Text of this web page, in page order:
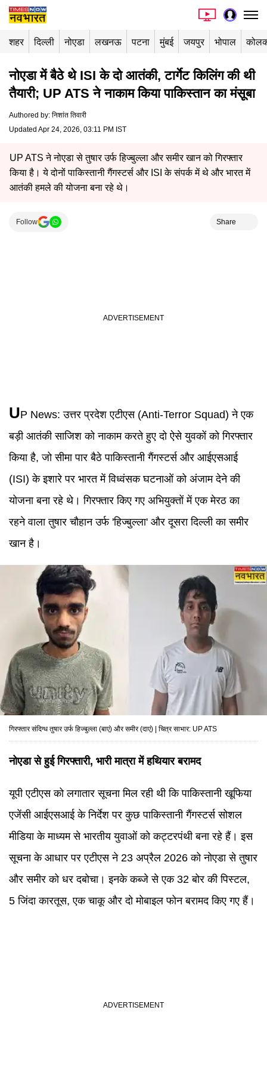
शहर दिल्ली नोएडा लखनऊ पटना मुंबई जयपुर भोपाल
नोएडा में बैठे थे ISI के दो आतंकी, टार्गेट किलिंग की थी
तैयारी; UP ATS ने नाकाम किया पाकिस्तान का मंसूबा
Authored by: निशांत तिवारी
Updated Apr 24, 2026, 03:11 PM IST
UP ATS ने नोएडा से तुषार उर्फ हिज्बुल्ला और समीर खान को गिरफ्तार
किया है। ये दोनों पाकिस्तानी गैंगस्टर्स और ISI के संपर्क में थे और भारत में
आतंकी हमले की योजना बना रहे थे।
Follow Share
UP News:उत्तर प्रदेश एटीएस (Anti-Terror Squad) ने एक
बड़ी आतंकी साजिश को नाकाम करते हुए दो ऐसे युवकों को गिरफ्तार
किया है, जो सीमा पार बैठे पाकिस्तानी गैंगस्टर्स और आईएसआई
(ISI) के इशारे पर भारत में विध्वंसक घटनाओं को अंजाम देने की
योजना बना रहे थे। गिरफ्तार किए गए अभियुक्तों में एक मेरठ का
रहने वाला तुषार चौहान उर्फ 'हिज्बुल्ला' और दूसरा दिल्ली का समीर
खान है।
गिरफ्तार संदिग्ध तुषार उर्फ हिज्बुल्ला (बाएं) और समीर (दाएं) | चित्र साभार: UP ATS
नोएडा से हुई गिरफ्तारी, भारी मात्रा में हथियार बरामद
यूपी एटीएस को लगातार सूचना मिल रही थी कि पाकिस्तानी खूफिया
एजेंसी आईएसआई के निर्देश पर कुछ पाकिस्तानी गैंगस्टर्स सोशल
मीडिया के माध्यम से भारतीय युवाओं को कट्टरपंथी बना रहे हैं। इस
सूचना के आधार पर एटीएस ने 23 अप्रैल 2026 को नोएडा से तुषार
और समीर को धर दबोचा। इनके कब्जे से एक 32 बोर की पिस्टल,
5 जिंदा कारतूस, एक चाकू और दो मोबाइल फोन बरामद किए गए हैं।